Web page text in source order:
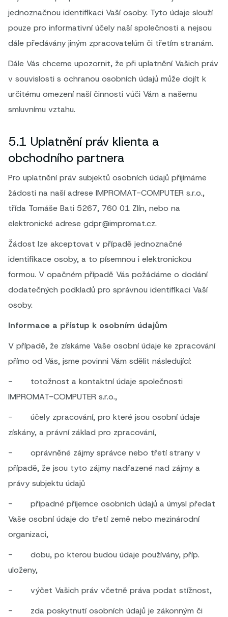
jednoznačnou identifikaci Vaší osoby. Tyto údaje slouží
pouze pro informativní účely naší společnosti a nejsou
dále předávány jiným zpracovatelům či třetím stranám.
Dále Vás chceme upozornit, že při uplatnění Vašich práv
v souvislosti s ochranou osobních údajů může dojít k
určitému omezení naší činnosti vůči Vám a našemu
smluvnímu vztahu.
5.1 Uplatnění práv klienta a
obchodního partnera
Pro uplatnění práv subjektů osobních údajů přijímáme
žádosti na naší adrese IMPROMAT-COMPUTER s.r.o.,
třída Tomáše Bati 5267, 760 01 Zlín, nebo na
elektronické adrese gdpr@impromat.cz.
Žádost lze akceptovat v případě jednoznačné
identifikace osoby, a to písemnou i elektronickou
formou. V opačném případě Vás požádáme o dodání
dodatečných podkladů pro správnou identifikaci Vaší
osoby.
Informace a přístup k osobním údajům
V případě, že získáme Vaše osobní údaje ke zpracování
přímo od Vás, jsme povinni Vám sdělit následující:
- totožnost a kontaktní údaje společnosti
IMPROMAT-COMPUTER s.r.o.,
- účely zpracování, pro které jsou osobní údaje
získány, a právní základ pro zpracování,
- oprávněné zájmy správce nebo třetí strany v
případě, že jsou tyto zájmy nadřazené nad zájmy a
právy subjektu údajů
- případné příjemce osobních údajů a úmysl předat
Vaše osobní údaje do třetí země nebo mezinárodní
organizaci,
- dobu, po kterou budou údaje používány, příp.
uloženy,
- výčet Vašich práv včetně práva podat stížnost,
- zda poskytnutí osobních údajů je zákonným či